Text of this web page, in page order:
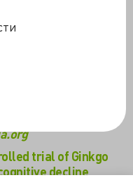
анализе
риск
деменции, и
Большее
при
trial of Ginkgo
decline